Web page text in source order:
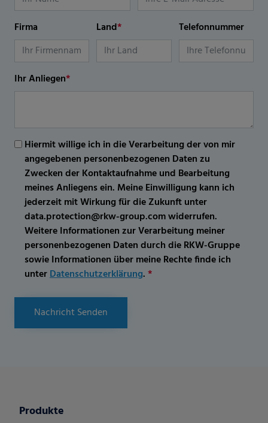
Firma Land* Telefonnummer
Ihr Anliegen*
Hiermit willige ich in die Verarbeitung der von mir
angegebenen personenbezogenen Daten zu
Zwecken der Kontaktaufnahme und Bearbeitung
meines Anliegens ein. Meine Einwilligung kann ich
jederzeit mit Wirkung für die Zukunft unter
data.protection@rkw-group.com widerrufen.
Weitere Informationen zur Verarbeitung meiner
personenbezogenen Daten durch die RKW-Gruppe
sowie Informationen über meine Rechte finde ich
unterDatenschutzerklärung.*
Nachricht Senden
Produkte